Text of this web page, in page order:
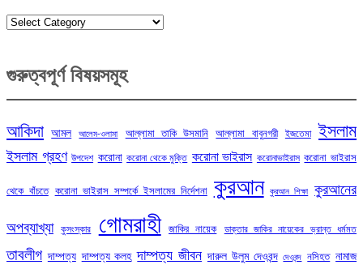
Categories
গুরুত্বপূর্ণ বিষয়সমূহ
আকিদা আমল আলেম-ওলামা আল্লামা তাকি উসমানি আল্লামা বাবুনগরী ইজতেমা ইসলাম
ইসলাম গ্রহণ উপদেশ করোনা করোনা থেকে মুক্তি করোনা ভাইরাস করোনাভাইরাস করোনা ভাইরাস
থেকে বাঁচতে করোনা ভাইরাস সম্পর্কে ইসলামের নির্দেশনা কুরআন কুরআন শিক্ষা কুরআনের
অপব্যাখ্যা কুসংস্কার গোমরাহী জাকির নায়েক ডাক্তার জাকির নায়েকের ভ্রান্ত ধর্মমত
তাবলীগ দাম্পত্য দাম্পত্য কলহ দাম্পত্য জীবন দারুল উলুম দেওবন্দ দেওবন্দ নসিহত নামাজ